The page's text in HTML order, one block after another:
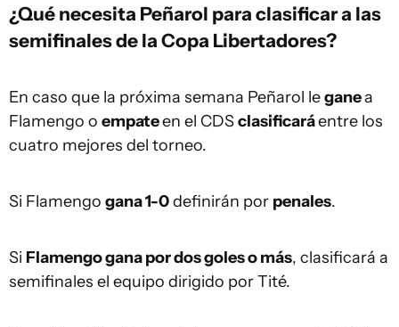
¿Qué necesita Peñarol para clasificar a las
semifinales de la Copa Libertadores?
En caso que la próxima semana Peñarol leganea
Flamengo o empateen el CDSclasificaráentre los
cuatro mejores del torneo.
Si Flamengo gana 1-0definirán por penales.
Si Flamengo gana por dos goles o más, clasificará a
semifinales el equipo dirigido por Tité.